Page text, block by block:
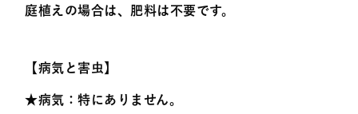
庭植えの場合は、肥料は不要です。
【病気と害虫】
★病気：特にありません。